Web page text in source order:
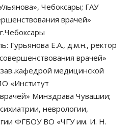
Чебоксары; ГАУ
врачей»
Гурьянова Е.А., д.м.н., ректор
врачей»
медицинской
«Институт
Минздрава Чувашии;
неврологии,
ФГБОУ ВО «ЧГУ им. И. Н.